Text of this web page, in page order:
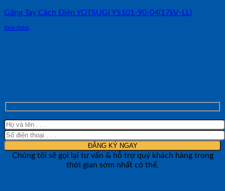
Găng Tay Cách Điện YOTSUGI YS101-90-04(17kV-LL)
Xem thêm
Chúng tôi sẽ gọi lại tư vấn & hỗ trợ quý khách hàng trong
thời gian sớm nhất có thể.